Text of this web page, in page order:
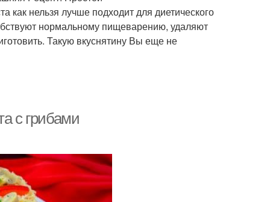
как нельзя лучше подходит для диетического
нормальному пищеварению, удаляют
Такую вкуснятину Вы еще не
с грибами